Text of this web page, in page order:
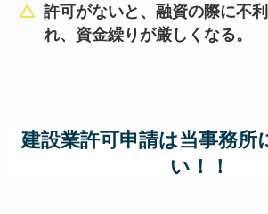
許可がないと、融資の際に不
れ、資金繰りが厳しくなる。
建設業許可申請は当事務所
い！！